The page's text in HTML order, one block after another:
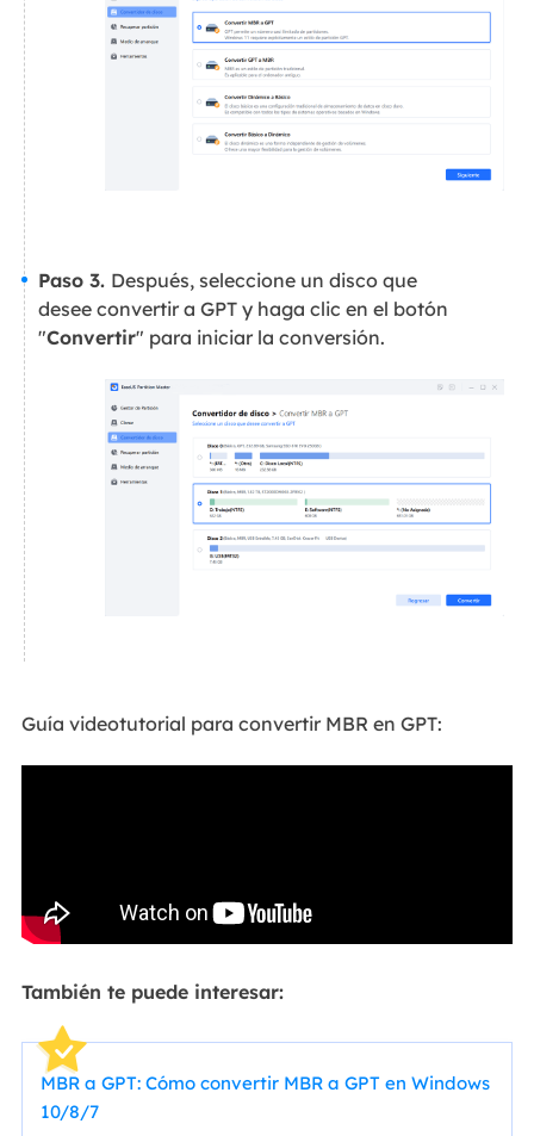
Paso 3. Después, seleccione un disco que
desee convertir a GPT y haga clic en el botón
"Convertir" para iniciar la conversión.
Guía videotutorial para convertir MBR en GPT:
También te puede interesar:
MBR a GPT: Cómo convertir MBR a GPT en Windows
10/8/7